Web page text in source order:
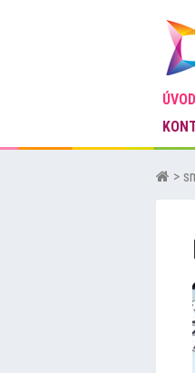
ÚVOD
>